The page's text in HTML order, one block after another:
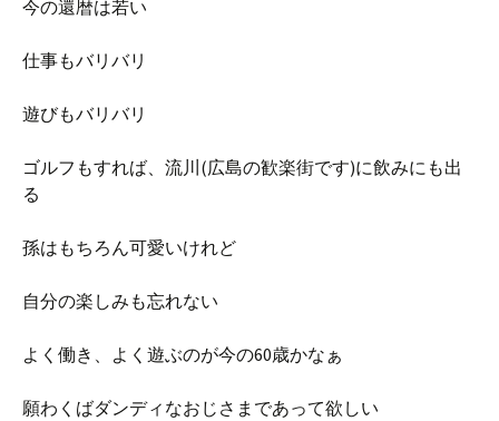
今の還暦は若い
仕事もバリバリ
遊びもバリバリ
ゴルフもすれば、流川(広島の歓楽街です)に飲みにも出
る
孫はもちろん可愛いけれど
自分の楽しみも忘れない
よく働き、よく遊ぶのが今の60歳かなぁ
願わくばダンディなおじさまであって欲しい